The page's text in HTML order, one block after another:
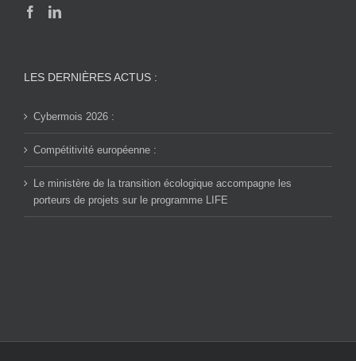
LES DERNIÈRES ACTUS :
Cybermois 2026 :
Compétitivité européenne :
Le ministère de la transition écologique accompagne les
porteurs de projets sur le programme LIFE